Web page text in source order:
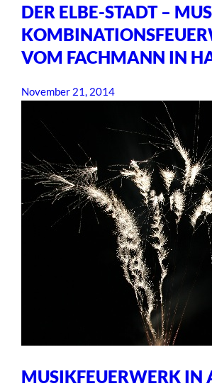
DER ELBE-STADT –
VOM FACHMANN IN
November 21, 2014
MUSIKFEUERWERK IN